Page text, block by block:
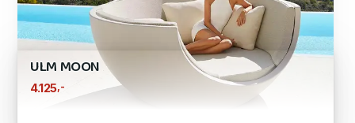
ULM MOON
4.125,-